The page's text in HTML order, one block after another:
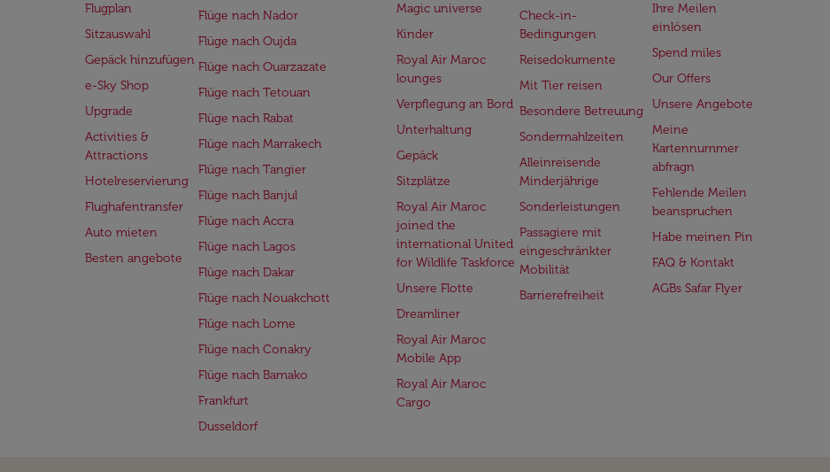
Flugplan
Sitzauswahl
Gepäck hinzufügen
e-Sky Shop
Upgrade
Activities &
Attractions
Hotelreservierung
Flughafentransfer
Auto mieten
Besten angebote
Flüge nach Nador
Flüge nach Oujda
Flüge nach Ouarzazate
Flüge nach Tetouan
Flüge nach Rabat
Flüge nach Marrakech
Flüge nach Tangier
Flüge nach Banjul
Flüge nach Accra
Flüge nach Lagos
Flüge nach Dakar
Flüge nach Nouakchott
Flüge nach Lome
Flüge nach Conakry
Flüge nach Bamako
Frankfurt
Dusseldorf
Magic universe
Kinder
Royal Air Maroc
lounges
Verpflegung an Bord
Unterhaltung
Gepäck
Sitzplätze
Royal Air Maroc
joined the
international United
for Wildlife Taskforce
Unsere Flotte
Dreamliner
Royal Air Maroc
Mobile App
Royal Air Maroc
Cargo
Check-in-
Bedingungen
Reisedokumente
Mit Tier reisen
Besondere Betreuung
Sondermahlzeiten
Alleinreisende
Minderjährige
Sonderleistungen
Passagiere mit
eingeschränkter
Mobilität
Barrierefreiheit
Ihre Meilen
einlösen
Spend miles
Our Offers
Unsere Angebote
Meine
Kartennummer
abfragn
Fehlende Meilen
beanspruchen
Habe meinen Pin
FAQ & Kontakt
AGBs Safar Flyer